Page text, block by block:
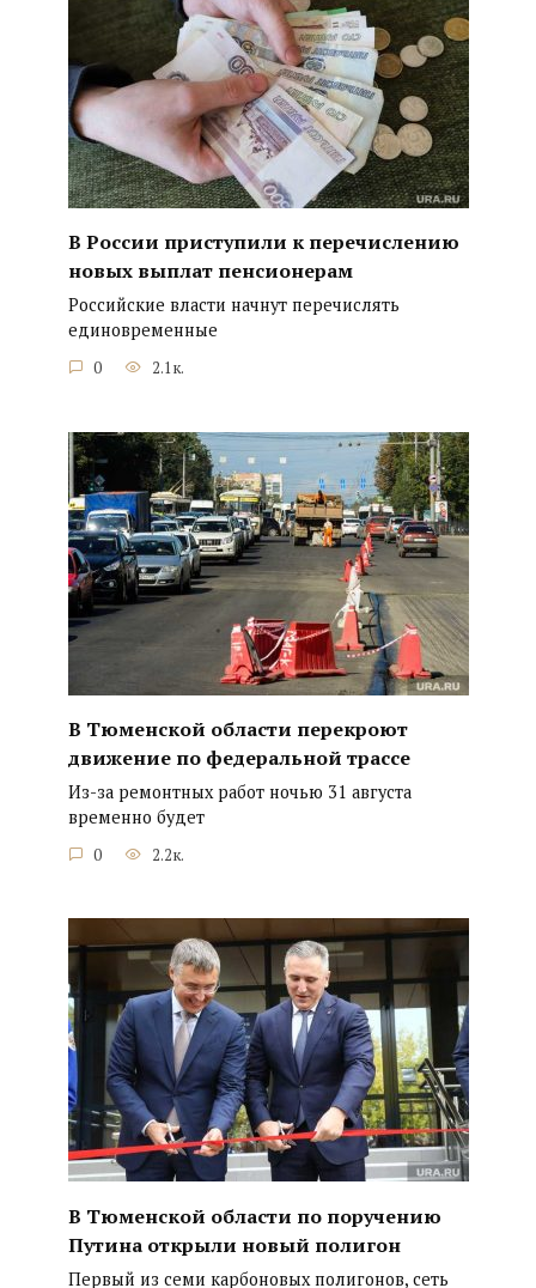
В России приступили к перечислению
новых выплат пенсионерам
Российские власти начнут перечислять
единовременные
0 2.1к.
В Тюменской области перекроют
движение по федеральной трассе
Из-за ремонтных работ ночью 31 августа
временно будет
0 2.2к.
В Тюменской области по поручению
Путина открыли новый полигон
Первый из семи карбоновых полигонов, сеть